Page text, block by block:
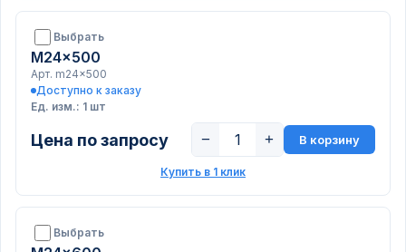
Выбрать
M24x500
Арт. m24x500
Доступно к заказу
Ед. изм.: 1 шт
Цена по запросу − + В корзину
Купить в 1 клик
Выбрать